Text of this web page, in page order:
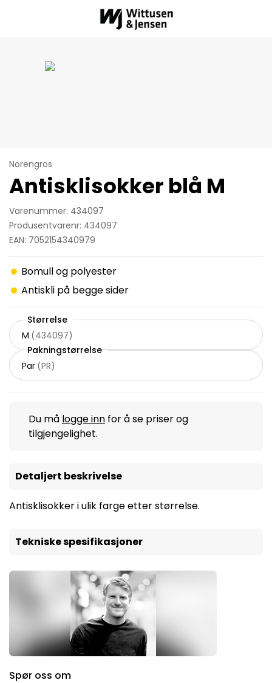
Norengros
Antisklisokker blå M
Varenummer: 434097
Produsentvarenr: 434097
EAN: 7052154340979
Bomull og polyester
Antiskli på begge sider
Størrelse
M (434097)
Pakningstørrelse
Par (PR)
Du må logge inn for å se priser og
tilgjengelighet.
Detaljert beskrivelse
Antisklisokker i ulik farge etter størrelse.
Tekniske spesifikasjoner
Spør oss om